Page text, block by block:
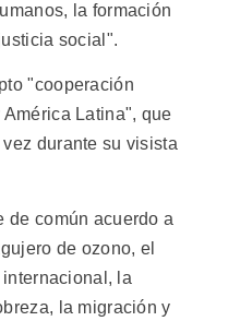
la formación
social".
"cooperación
Latina", que
durante su visista
de común acuerdo a
de ozono, el
la
la migración y